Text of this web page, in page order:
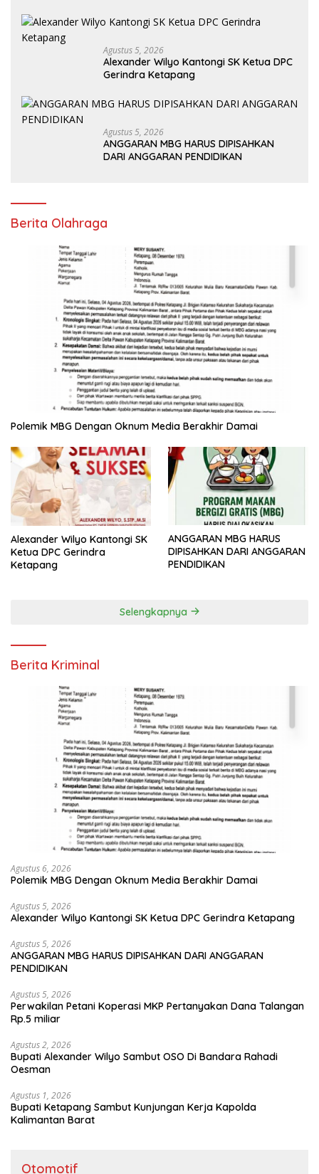
Agustus 5, 2026
Alexander Wilyo Kantongi SK Ketua DPC
Gerindra Ketapang
Agustus 5, 2026
ANGGARAN MBG HARUS DIPISAHKAN
DARI ANGGARAN PENDIDIKAN
Berita Olahraga
Polemik MBG Dengan Oknum Media Berakhir Damai
Alexander Wilyo Kantongi SK
Ketua DPC Gerindra
Ketapang
ANGGARAN MBG HARUS
DIPISAHKAN DARI ANGGARAN
PENDIDIKAN
Selengkapnya
Berita Kriminal
Agustus 6, 2026
Polemik MBG Dengan Oknum Media Berakhir Damai
Agustus 5, 2026
Alexander Wilyo Kantongi SK Ketua DPC Gerindra Ketapang
Agustus 5, 2026
ANGGARAN MBG HARUS DIPISAHKAN DARI ANGGARAN
PENDIDIKAN
Agustus 5, 2026
Perwakilan Petani Koperasi MKP Pertanyakan Dana Talangan
Rp.5 miliar
Agustus 2, 2026
Bupati Alexander Wilyo Sambut OSO Di Bandara Rahadi
Oesman
Agustus 1, 2026
Bupati Ketapang Sambut Kunjungan Kerja Kapolda
Kalimantan Barat
Otomotif